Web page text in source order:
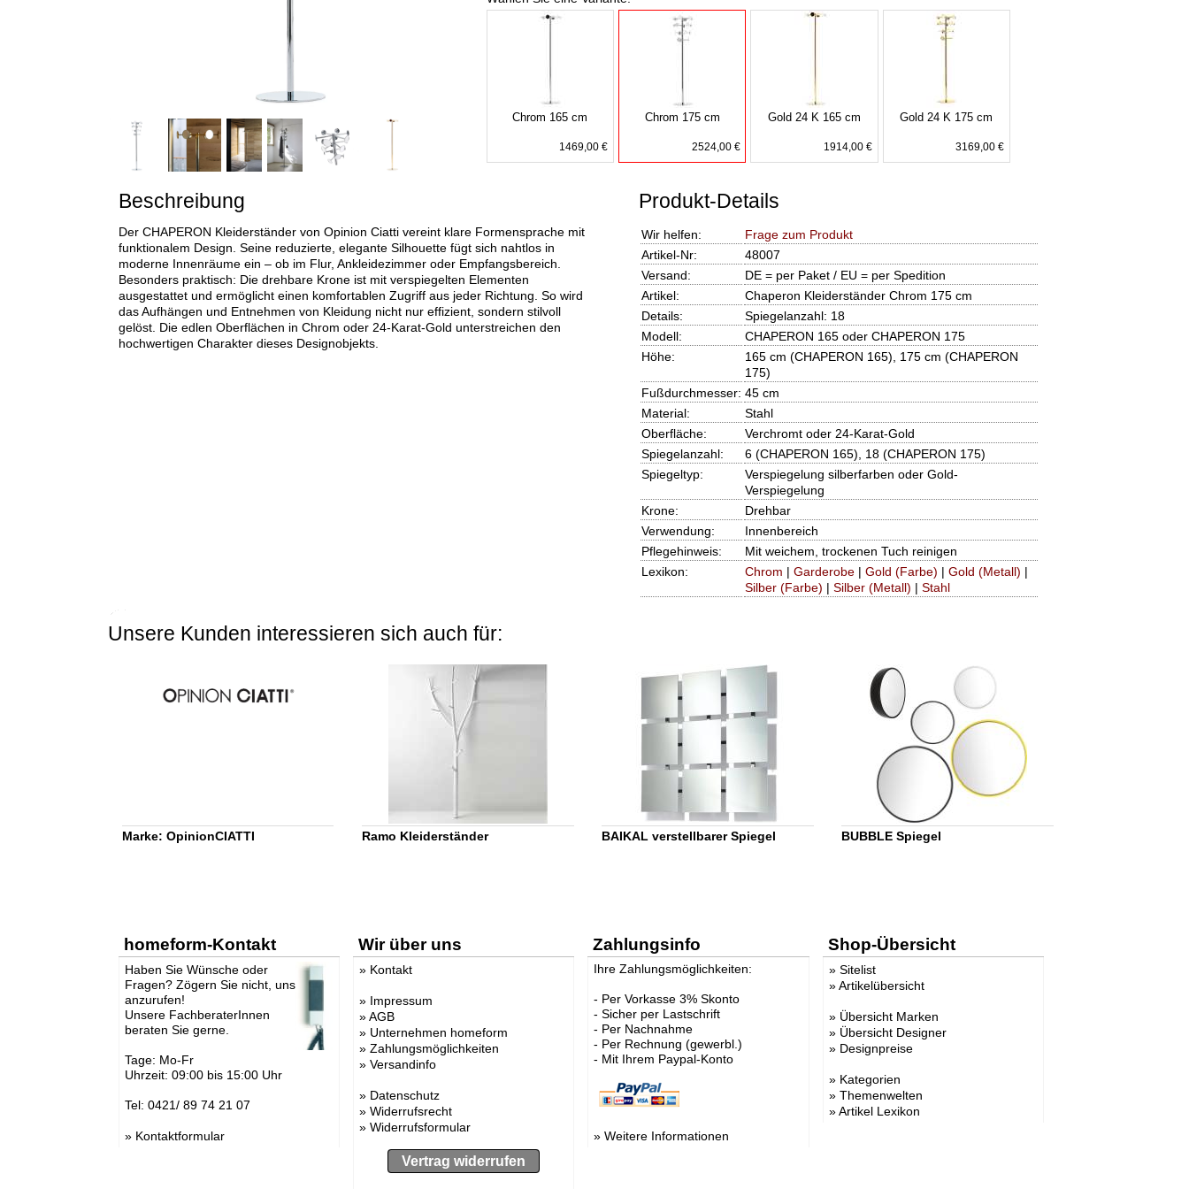
Chrom 165 cm
1469,00 €
Chrom 175 cm
2524,00 €
Gold 24 K 165 cm
1914,00 €
Gold 24 K 175 cm
3169,00 €
Beschreibung
Der CHAPERON Kleiderständer von Opinion Ciatti vereint klare Formensprache mit
funktionalem Design. Seine reduzierte, elegante Silhouette fügt sich nahtlos in
moderne Innenräume ein – ob im Flur, Ankleidezimmer oder Empfangsbereich.
Besonders praktisch: Die drehbare Krone ist mit verspiegelten Elementen
ausgestattet und ermöglicht einen komfortablen Zugriff aus jeder Richtung. So wird
das Aufhängen und Entnehmen von Kleidung nicht nur effizient, sondern stilvoll
gelöst. Die edlen Oberflächen in Chrom oder 24-Karat-Gold unterstreichen den
hochwertigen Charakter dieses Designobjekts.
Produkt-Details
Wir helfen:
Frage zum Produkt
Artikel-Nr:
48007
Versand:
DE = per Paket / EU = per Spedition
Artikel:
Chaperon Kleiderständer Chrom 175 cm
Details:
Spiegelanzahl: 18
Modell:
CHAPERON 165 oder CHAPERON 175
Höhe:
165 cm (CHAPERON 165), 175 cm (CHAPERON
175)
Fußdurchmesser: 45 cm
Material:
Stahl
Oberfläche:
Verchromt oder 24-Karat-Gold
Spiegelanzahl:
6 (CHAPERON 165), 18 (CHAPERON 175)
Spiegeltyp:
Verspiegelung silberfarben oder Gold-
Verspiegelung
Krone:
Drehbar
Verwendung:
Innenbereich
Pflegehinweis:
Mit weichem, trockenen Tuch reinigen
Lexikon:
Chrom | Garderobe| Gold (Farbe) | Gold (Metall) |
Silber (Farbe) | Silber (Metall) | Stahl
Unsere Kunden interessieren sich auch für:
Marke: OpinionCIATTI Ramo Kleiderständer BAIKAL verstellbarer Spiegel BUBBLE Spiegel
homeform-Kontakt
Haben Sie Wünsche oder
Fragen? Zögern Sie nicht, uns
anzurufen!
Unsere FachberaterInnen
beraten Sie gerne.
Tage: Mo-Fr
Uhrzeit: 09:00 bis 15:00 Uhr
Tel: 0421/ 89 74 21 07
» Kontaktformular
Wir über uns
» Kontakt
» Impressum
»AGB
» Unternehmen homeform
» Zahlungsmöglichkeiten
» Versandinfo
» Datenschutz
» Widerrufsrecht
» Widerrufsformular
Vertrag widerrufen
Zahlungsinfo
Ihre Zahlungsmöglichkeiten:
- Per Vorkasse 3% Skonto
- Sicher per Lastschrift
- Per Nachnahme
- Per Rechnung (gewerbl.)
- Mit Ihrem Paypal-Konto
»Weitere Informationen
Shop-Übersicht
» Sitelist
»Artikelübersicht
» Übersicht Marken
» Übersicht Designer
» Designpreise
» Kategorien
» Themenwelten
»Artikel Lexikon